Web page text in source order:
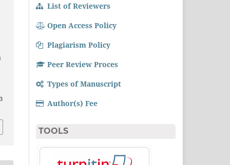
List of Reviewers
Open Access Policy
Plagiarism Policy
Peer Review Proces
Types of Manuscript
Author(s) Fee
TOOLS